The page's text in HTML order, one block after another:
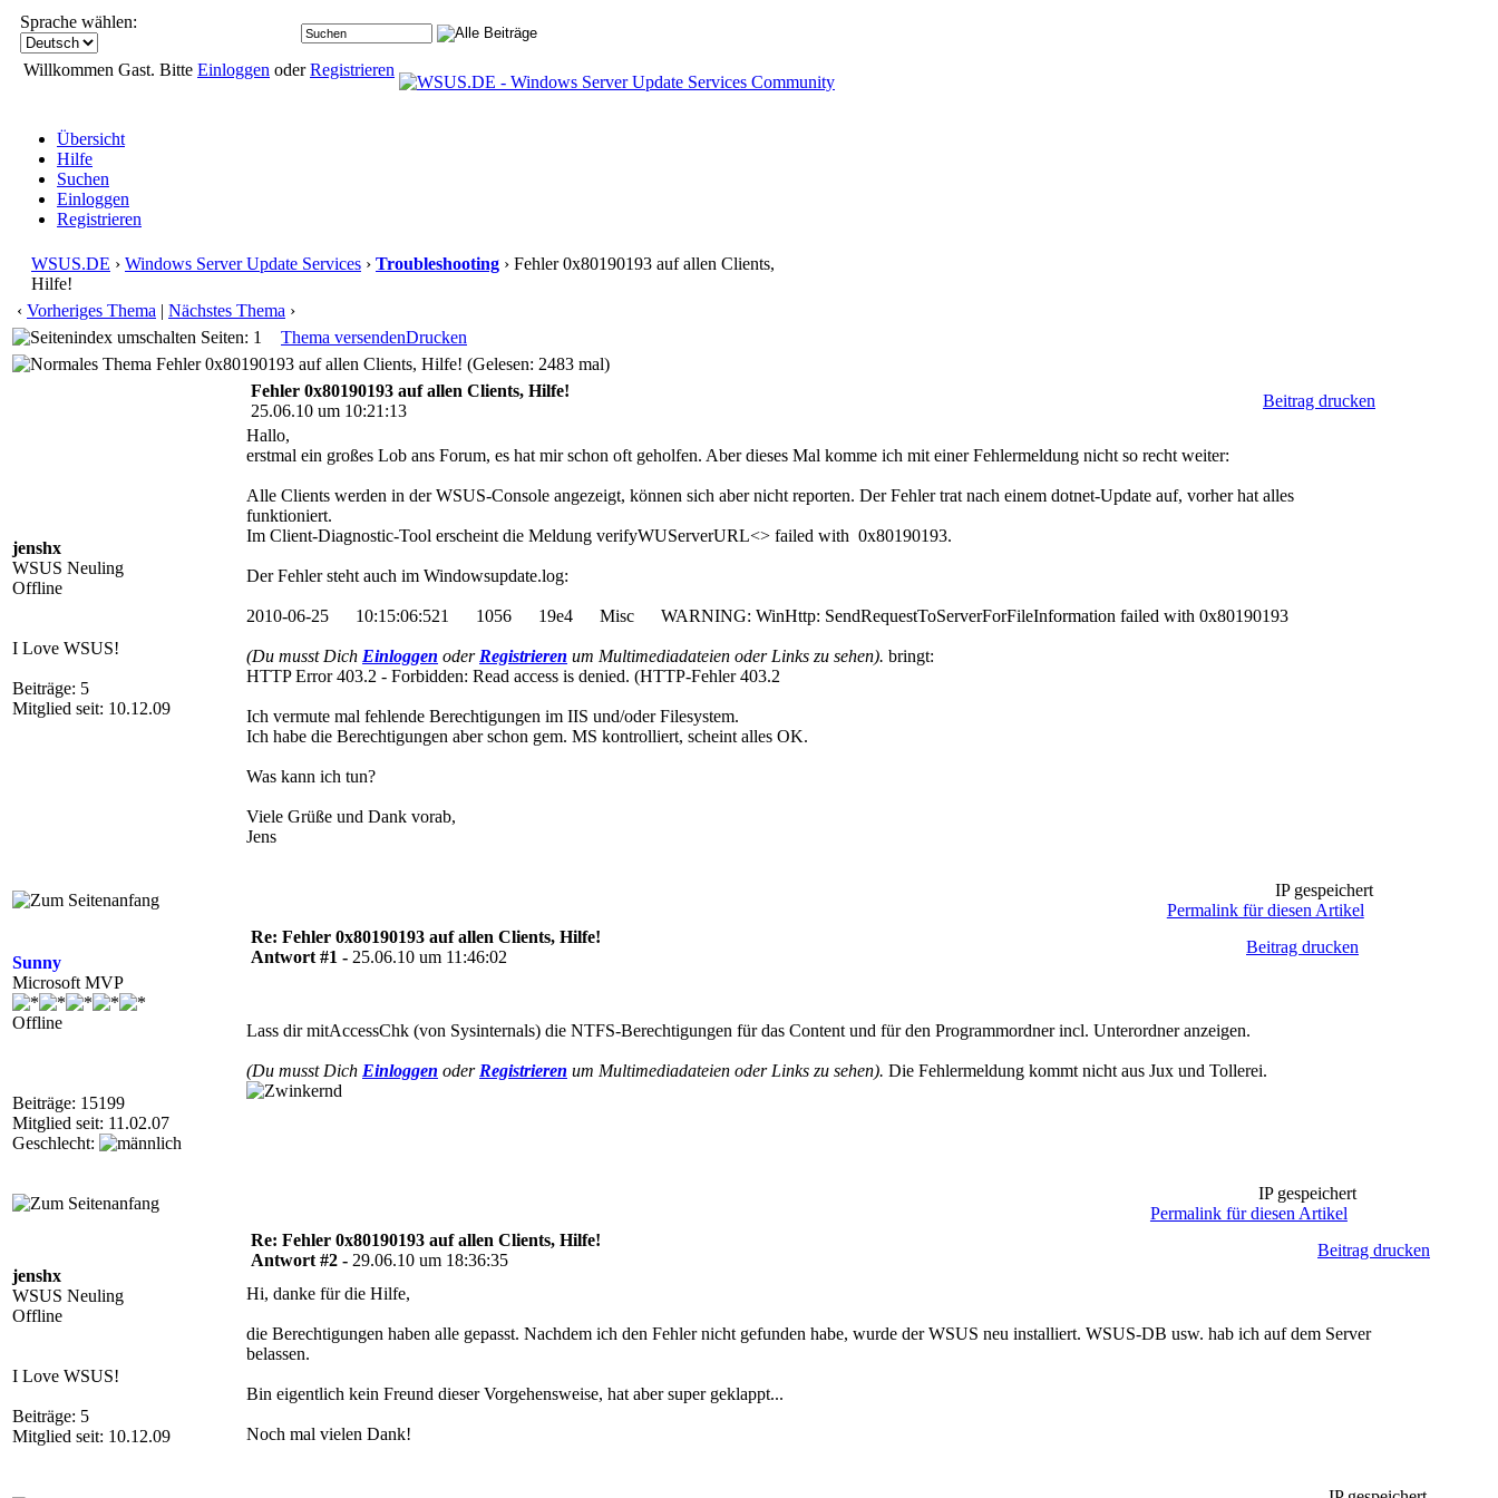
Sprache wählen:
Willkommen Gast. Bitte Einloggen oderRegistrieren
Übersicht
Hilfe
Suchen
Einloggen
Registrieren
WSUS.DE › Windows Server Update Services › Troubleshooting › Fehler 0x80190193 auf allen Clients,
Hilfe!
‹ Vorheriges Thema | Nächstes Thema ›
Seiten: 1
Thema versendenDrucken
Fehler 0x80190193 auf allen Clients, Hilfe! (Gelesen: 2483 mal)
jenshx
WSUS Neuling
Offline
I Love WSUS!
Beiträge: 5
Mitglied seit: 10.12.09
Fehler 0x80190193 auf allen Clients, Hilfe!
25.06.10 um 10:21:13
Beitrag drucken
Hallo,
erstmal ein großes Lob ans Forum, es hat mir schon oft geholfen. Aber dieses Mal komme ich mit einer Fehlermeldung nicht so recht weiter:
Alle Clients werden in der WSUS-Console angezeigt, können sich aber nicht reporten. Der Fehler trat nach einem dotnet-Update auf, vorher hat alles
funktioniert.
Im Client-Diagnostic-Tool erscheint die Meldung verifyWUServerURL<> failed with 0x80190193.
Der Fehler steht auch im Windowsupdate.log:
2010-06-25 10:15:06:521 1056 19e4 Misc WARNING: WinHttp: SendRequestToServerForFileInformation failed with 0x80190193
(Du musst Dich Einloggen oder Registrieren um Multimediadateien oder Links zu sehen). bringt:
HTTP Error 403.2 - Forbidden: Read access is denied. (HTTP-Fehler 403.2
Ich vermute mal fehlende Berechtigungen im IIS und/oder Filesystem.
Ich habe die Berechtigungen aber schon gem. MS kontrolliert, scheint alles OK.
Was kann ich tun?
Viele Grüße und Dank vorab,
Jens
IP gespeichert
Permalink für diesen Artikel
Sunny
Microsoft MVP
Offline
Beiträge: 15199
Mitglied seit: 11.02.07
Geschlecht:
Re: Fehler 0x80190193 auf allen Clients, Hilfe!
Antwort #1 - 25.06.10 um 11:46:02
Beitrag drucken
Lass dir mitAccessChk (von Sysinternals) die NTFS-Berechtigungen für das Content und für den Programmordner incl. Unterordner anzeigen.
(Du musst Dich Einloggen oder Registrieren um Multimediadateien oder Links zu sehen). Die Fehlermeldung kommt nicht aus Jux und Tollerei.
IP gespeichert
Permalink für diesen Artikel
jenshx
WSUS Neuling
Offline
I Love WSUS!
Beiträge: 5
Mitglied seit: 10.12.09
Re: Fehler 0x80190193 auf allen Clients, Hilfe!
Antwort #2 - 29.06.10 um 18:36:35
Beitrag drucken
Hi, danke für die Hilfe,
die Berechtigungen haben alle gepasst. Nachdem ich den Fehler nicht gefunden habe, wurde der WSUS neu installiert. WSUS-DB usw. hab ich auf dem Server
belassen.
Bin eigentlich kein Freund dieser Vorgehensweise, hat aber super geklappt...
Noch mal vielen Dank!